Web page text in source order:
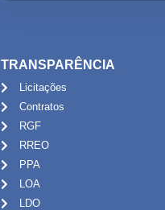
TRANSPARÊNCIA
Licitações
Contratos
RGF
RREO
PPA
LOA
LDO